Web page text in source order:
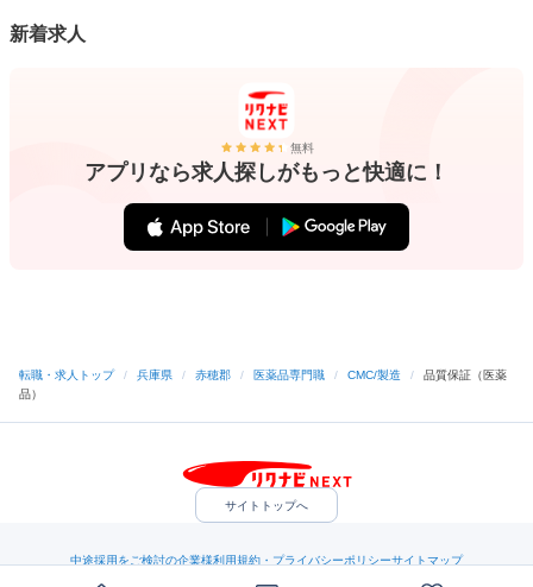
新着求人
無料
アプリなら求人探しがもっと快適に！
転職・求人トップ / 兵庫県 / 赤穂郡 / 医薬品専門職 / CMC/製造 /
品質保証（医薬
品）
サイトトップへ
中途採用をご検討の企業様利用規約・プライバシーポリシーサイトマップ